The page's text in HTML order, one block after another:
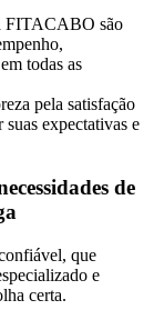
FITACABO são
todas as
pela satisfação
suas expectativas e
de
que
e
certa.